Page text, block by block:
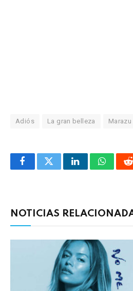
Adiós La gran belleza Marazu
FacebookTwitterLinkedIn
NOTICIAS